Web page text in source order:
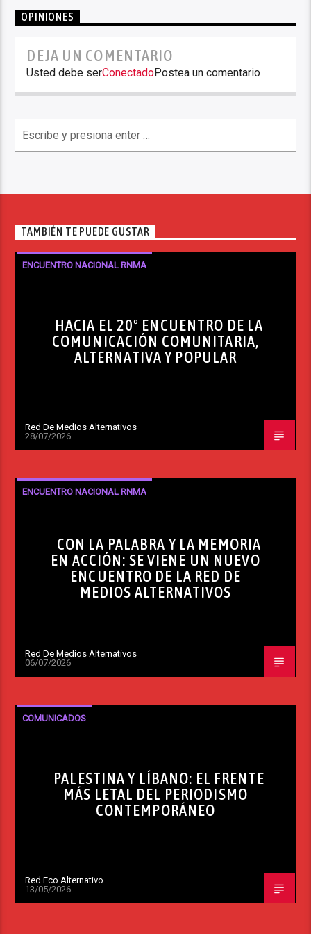
OPINIONES
DEJA UN COMENTARIO
Usted debe serConectadoPostea un comentario
TAMBIÉN TE PUEDE GUSTAR
ENCUENTRO NACIONAL RNMA
HACIA EL 20º ENCUENTRO DE LA
COMUNICACIÓN COMUNITARIA,
ALTERNATIVA Y POPULAR
Red De Medios Alternativos
28/07/2026
ENCUENTRO NACIONAL RNMA
CON LA PALABRA Y LA MEMORIA
EN ACCIÓN: SE VIENE UN NUEVO
ENCUENTRO DE LA RED DE
MEDIOS ALTERNATIVOS
Red De Medios Alternativos
06/07/2026
COMUNICADOS
PALESTINA Y LÍBANO: EL FRENTE
MÁS LETAL DEL PERIODISMO
CONTEMPORÁNEO
Red Eco Alternativo
13/05/2026